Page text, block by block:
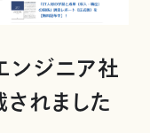
ンジニア社
れました